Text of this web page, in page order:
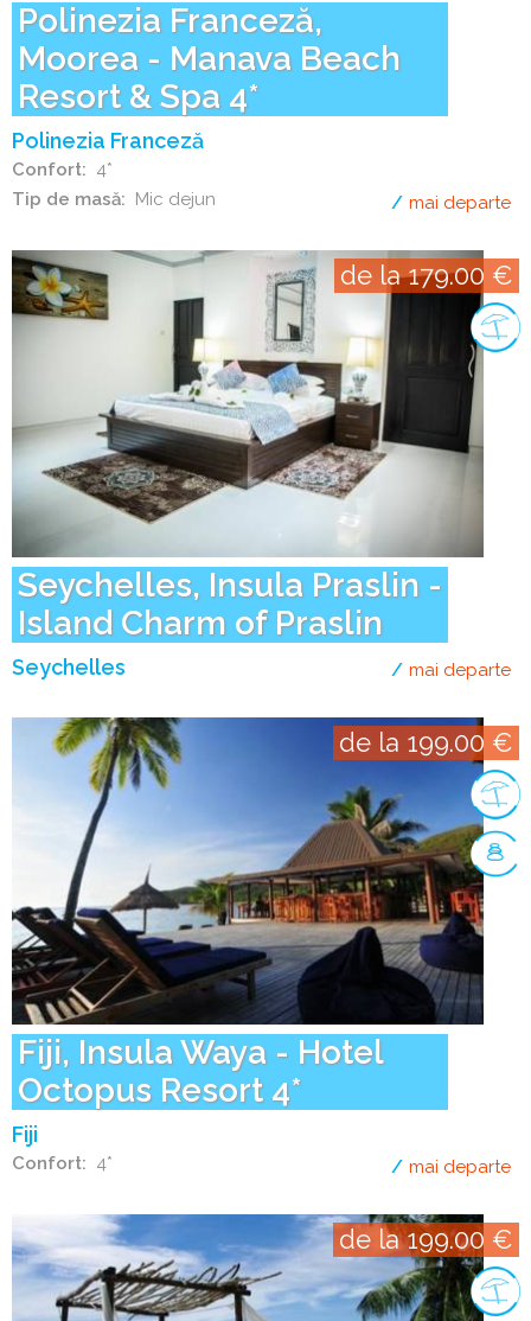
Polinezia Franceză,
Moorea - Manava Beach
Resort & Spa 4*
Polinezia Franceză
Confort
4*
Tip de masă
Mic dejun mai departe
Seychelles, Insula Praslin -
Island Charm of Praslin
Seychelles
de la 179.00 €
mai departe
Fiji, Insula Waya - Hotel
Octopus Resort 4*
Fiji
Confort 4*
de la 199.00 €
mai departe
de la 199.00 €